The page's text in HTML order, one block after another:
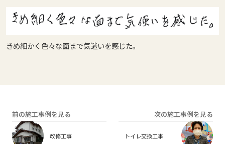
きめ細かく色々な面まで気遣いを感じた。
前の施工事例を見る
改修工事
次の施工事例を見る
トイレ交換工事